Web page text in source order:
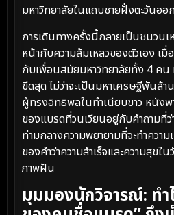
มหาวิทยาลัยในแถบชายฝั่งตะวันออ
การเดินทางครั้งนี้กลายเป็นชนวน
หน้ากับความล้มเหลวของตัวเอง เมื่
กับเพื่อนสมัยมหาวิทยาลัยทั้ง 4 คน
ขีดสุด ไม่ว่าจะเป็นมหาเศรษฐีพันล้า
ผู้ทรงอิทธิพลในทำเนียบขาว หนังพ
ของแบรดที่วนเวียนอยู่กับคำถามที่ว่
ท่ามกลางความพยายามที่จะทำความ
ของคำว่าความสำเร็จและความสุขใ
ภาพฝัน
มุมมองนักวิจารณ์: ทำ